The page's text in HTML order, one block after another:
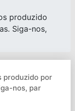
produzido
Siga-nos,
produzido por
nos, par